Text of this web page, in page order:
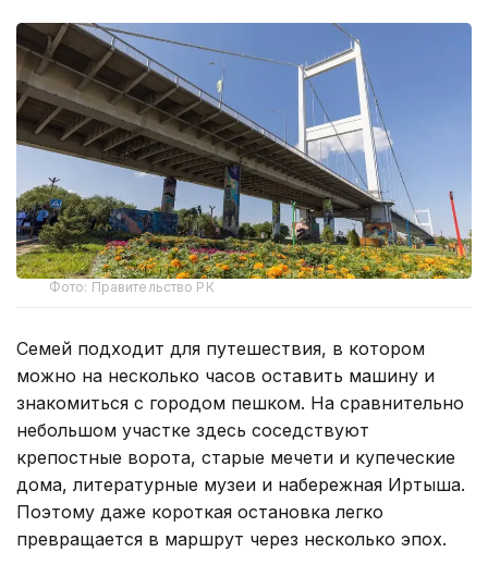
Фото: Правительство РК
Семей подходит для путешествия, в котором
можно на несколько часов оставить машину и
знакомиться с городом пешком. На сравнительно
небольшом участке здесь соседствуют
крепостные ворота, старые мечети и купеческие
дома, литературные музеи и набережная Иртыша.
Поэтому даже короткая остановка легко
превращается в маршрут через несколько эпох.